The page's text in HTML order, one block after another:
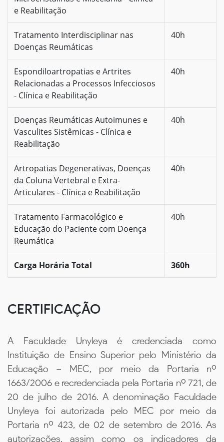
e Reabilitação
Tratamento Interdisciplinar nas
Doenças Reumáticas
40h
Espondiloartropatias e Artrites
Relacionadas a Processos Infecciosos
- Clínica e Reabilitação
40h
Doenças Reumáticas Autoimunes e
Vasculites Sistêmicas - Clínica e
Reabilitação
40h
Artropatias Degenerativas, Doenças
da Coluna Vertebral e Extra-
Articulares - Clínica e Reabilitação
40h
Tratamento Farmacológico e
Educação do Paciente com Doença
Reumática
40h
Carga Horária Total 360h
CERTIFICAÇÃO
A Faculdade Unyleya é credenciada como
Instituição de Ensino Superior pelo Ministério da
Educação – MEC, por meio da Portaria nº
1663/2006 e recredenciada pela Portaria nº 721, de
20 de julho de 2016. A denominação Faculdade
Unyleya foi autorizada pelo MEC por meio da
Portaria nº 423, de 02 de setembro de 2016. As
autorizações, assim como os indicadores da